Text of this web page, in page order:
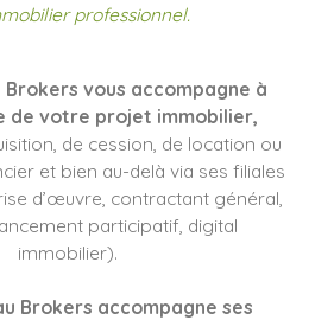
professionnel.
Brokers vous accompagne à
de votre projet immobilier,
de cession, de location ou
et bien au-delà via ses filiales
d’œuvre, contractant général,
participatif, digital
immobilier).
Brokers accompagne ses